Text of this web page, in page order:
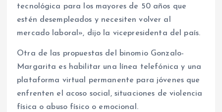
tecnológica para los mayores de 50 años que
estén desempleados y necesiten volver al
mercado laboral», dijo la vicepresidenta del país.
Otra de las propuestas del binomio Gonzalo-
Margarita es habilitar una línea telefónica y una
plataforma virtual permanente para jóvenes que
enfrenten el acoso social, situaciones de violencia
física o abuso físico o emocional.